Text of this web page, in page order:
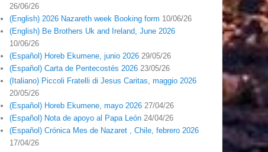
26/06/26
(English) 2026 Nazareth week Booking form 10/06/26
(English) Be Brothers Uk and Ireland, June 2026
10/06/26
(Español) Horeb Ekumene, junio 2026 29/05/26
(Español) Carta de Pentecostés 2026 23/05/26
(Italiano) Piccoli Fratelli di Jesus Caritas, maggio 2026
20/05/26
(Español) Horeb Ekumene, mayo 2026 27/04/26
(Español) Nota de apoyo al Papa León 24/04/26
(Español) Crónica Mes de Nazaret , Chile, febrero 2026
17/04/26